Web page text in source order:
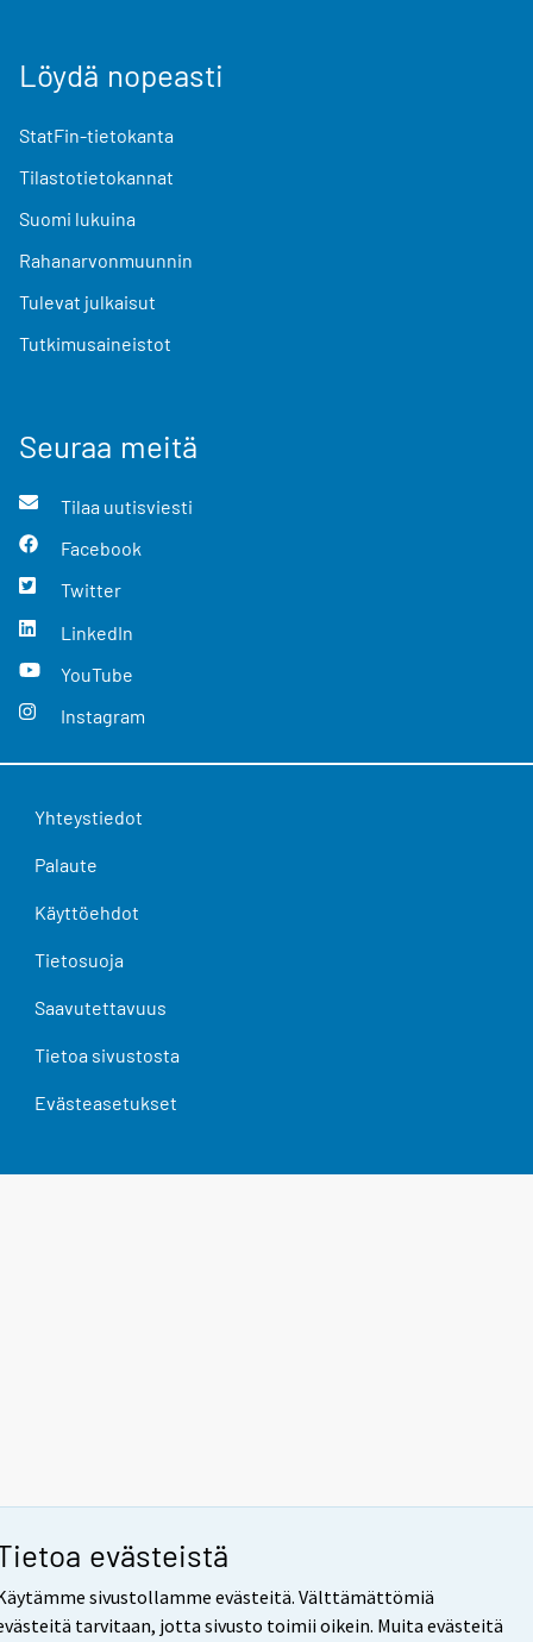
evästeistä
sivustollamme evästeitä. Välttämättömiä
tarvitaan, jotta sivusto toimii oikein. Muita evästeitä
Löydä nopeasti
StatFin-tietokanta
Tilastotietokannat
Suomi lukuina
Rahanarvonmuunnin
Tulevat julkaisut
Tutkimusaineistot
Seuraa meitä
Tilaa uutisviesti
Facebook
Twitter
LinkedIn
YouTube
Instagram
Yhteystiedot
Palaute
Käyttöehdot
Tietosuoja
Saavutettavuus
Tietoa sivustosta
Evästeasetukset